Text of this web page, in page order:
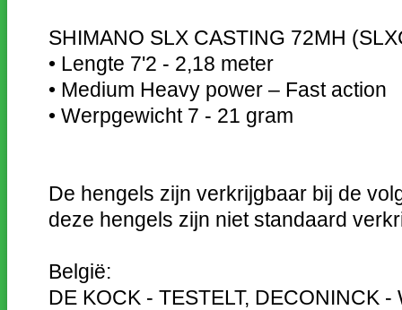
SHIMANO SLX CASTING 72MH
• Lengte 7'2 - 2,18 meter
• Medium Heavy power – Fast action
• Werpgewicht 7 - 21 gram
De hengels zijn verkrijgbaar bij de
deze hengels zijn niet standaard
België:
DE KOCK - TESTELT, DECONINCK